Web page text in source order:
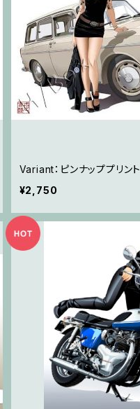
Variant：ピンナッププリント
¥2,750